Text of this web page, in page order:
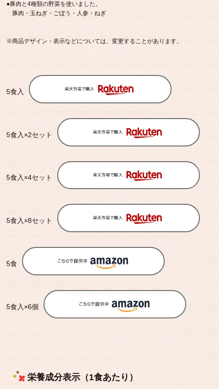
●豚肉と4種類の野菜を使いました。
豚肉・玉ねぎ・ごぼう・人参・ねぎ
※商品デザイン・表示などについては、変更することがあります。
5食入
5食入×2セット
5食入×4セット
5食入×8セット
5食
5食入×6個
栄養成分表示（1食あたり）